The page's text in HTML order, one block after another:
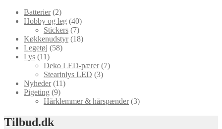
Batterier (2)
Hobby og leg (40)
Stickers (7)
Køkkenudstyr (18)
Legetøj (58)
Lys (11)
Deko LED-pærer (7)
Stearinlys LED (3)
Nyheder (11)
Pigeting (9)
Hårklemmer & hårspænder (3)
Tilbud.dk